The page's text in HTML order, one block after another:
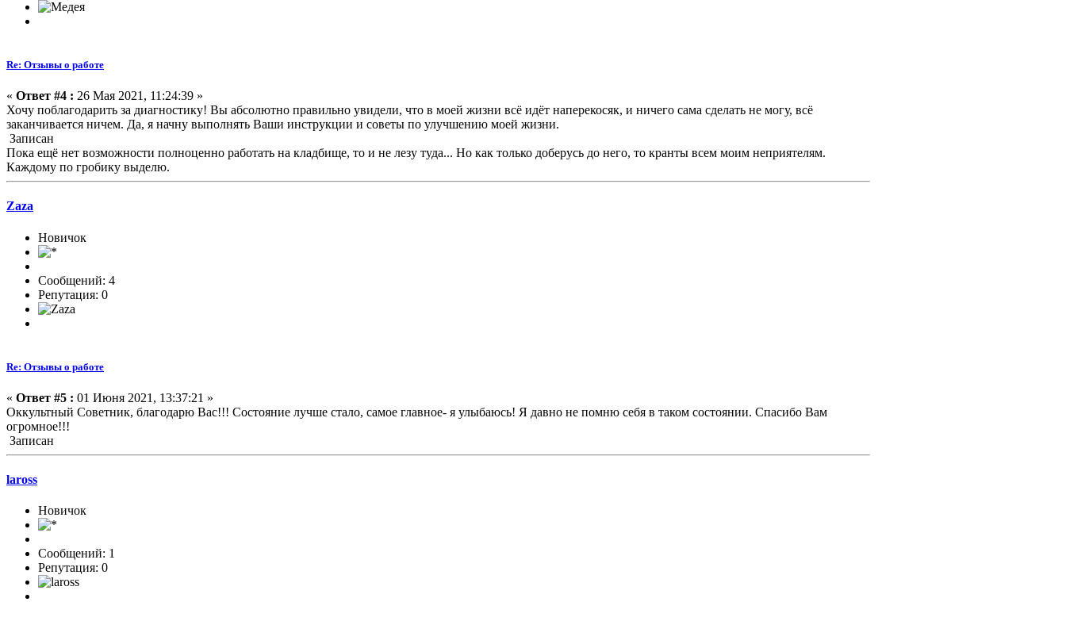
Re: Отзывы о работе
« Ответ #4 : 26 Мая 2021, 11:24:39 »
Хочу поблагодарить за диагностику! Вы абсолютно правильно увидели, что в моей жизни всё идёт наперекосяк, и ничего сама сделать не могу, всё
заканчивается ничем. Да, я начну выполнять Ваши инструкции и советы по улучшению моей жизни.
Записан
Пока ещё нет возможности полноценно работать на кладбище, то и не лезу туда... Но как только доберусь до него, то кранты всем моим неприятелям.
Каждому по гробику выделю.
Zaza
Новичок
Сообщений: 4
Репутация: 0
Re: Отзывы о работе
« Ответ #5 : 01 Июня 2021, 13:37:21 »
Оккультный Советник, благодарю Вас!!! Состояние лучше стало, самое главное- я улыбаюсь! Я давно не помню себя в таком состоянии. Спасибо Вам
огромное!!!
Записан
laross
Новичок
Сообщений: 1
Репутация: 0